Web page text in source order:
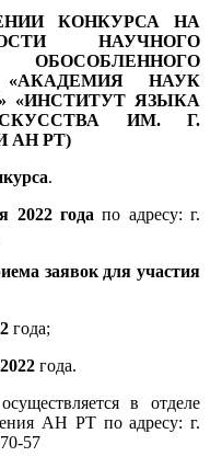
КОНКУРСА НА
НАУЧНОГО
«АКАДЕМИЯ НАУК
«ИНСТИТУТ ЯЗЫКА
ИМ. Г.
АН РТ)
.
2022 года по адресу: г.
заявок для участия
года;
года.
в отделе
АН РТ по адресу: г.
57